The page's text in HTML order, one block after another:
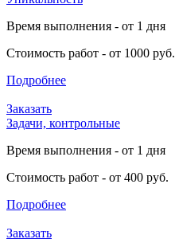
Время выполнения - от 1 дня
Стоимость работ - от 1000 руб.
Подробнее
Заказать
Задачи, контрольные
Время выполнения - от 1 дня
Стоимость работ - от 400 руб.
Подробнее
Заказать